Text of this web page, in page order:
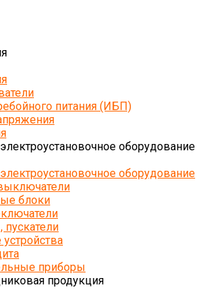
питания (ИБП)
оборудование
оборудование
блоки
пускатели
приборы
продукция